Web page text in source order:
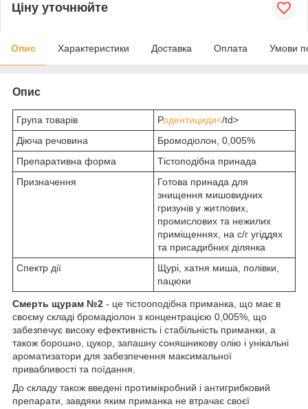
Ціну уточнюйте
Опис Характеристики Доставка Оплата Умови
Опис
Група товарів Родентициди</td>
Діюча речовина
Бромодіолон, 0,005%
Препаративна форма
Тістоподібна принада
Призначення
Готова принада для
знищення мишовидних
гризунів у житлових,
промислових та нежилих
приміщеннях, на с/г угіддях
та присадибних ділянка
Спектр дії
Щурі, хатня миша, полівки,
пацюки
Смерть щурам №2 - це тістооподібна приманка, що має в
своєму складі бромадіолон з концентрацією 0,005%, що
забезпечує високу ефективність і стабільність приманки, а
також борошно, цукор, запашну соняшникову олію і унікальні
ароматизатори для забезпечення максимальної
привабливості та поїдання.
До складу також введені протимікробний і антигрибковий
препарати, завдяки яким приманка не втрачає своєї